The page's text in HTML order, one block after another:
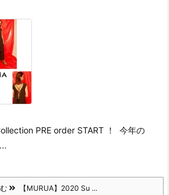
PRE order START ！
今年の
【MURUA】2020 Su ...